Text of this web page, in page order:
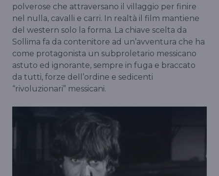
polverose che attraversano il villaggio per finire
nel nulla, cavalli e carri. In realtà il film mantiene
del western solo la forma. La chiave scelta da
Sollima fa da contenitore ad un’avventura che ha
come protagonista un subproletario messicano
astuto ed ignorante, sempre in fuga e braccato
da tutti, forze dell’ordine e sedicenti
“rivoluzionari” messicani.